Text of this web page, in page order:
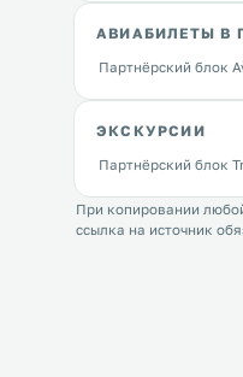
АВИАБИЛЕТЫ В
Партнёрский блок
ЭКСКУРСИИ
Партнёрский блок
При копировании
ссылка на источник